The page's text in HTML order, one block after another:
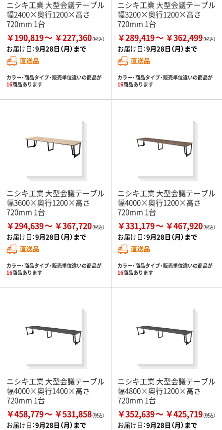
ニシキ工業 大型会議テーブル
幅2400×奥行1200×高さ
720mm 1台
￥190,819 ￥227,360
お届け日：9月28日（月）まで
直送品
カラー・商品タイプ・販売単位違いの商品が
16商品あります
ニシキ工業 大型会議テーブル
幅3200×奥行1200×高さ
720mm 1台
￥289,419 ￥362,499
お届け日：9月28日（月）まで
直送品
カラー・商品タイプ・販売単位違いの商品が
16商品あります
ニシキ工業 大型会議テーブル
幅3600×奥行1200×高さ
720mm 1台
￥294,639 ￥367,720
お届け日：9月28日（月）まで
直送品
カラー・商品タイプ・販売単位違いの商品が
16商品あります
ニシキ工業 大型会議テーブル
幅4000×奥行1200×高さ
720mm 1台
￥331,179 ￥467,920
お届け日：9月28日（月）まで
直送品
カラー・商品タイプ・販売単位違いの商品が
16商品あります
ニシキ工業 大型会議テーブル
幅4000×奥行1400×高さ
720mm 1台
￥458,779 ￥531,858
お届け日：9月28日（月）まで
ニシキ工業 大型会議テーブル
幅4800×奥行1200×高さ
720mm 1台
￥352,639 ￥425,719
お届け日：9月28日（月）まで